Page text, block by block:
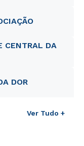
CENTRAL DA
DOR
Ver Tudo +